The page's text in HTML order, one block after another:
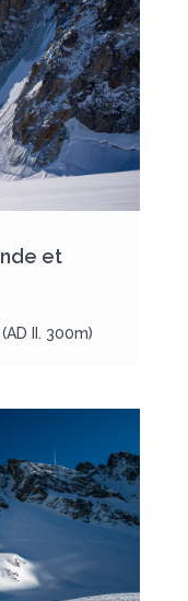
et
II. 300m)